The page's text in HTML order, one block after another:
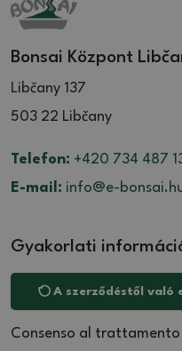
Bonsai Központ
Libčany 137
503 22 Libčany
Telefon: +420 734 487
E-mail: info@e-
Gyakorlati
A szerződéstől való
Consenso al